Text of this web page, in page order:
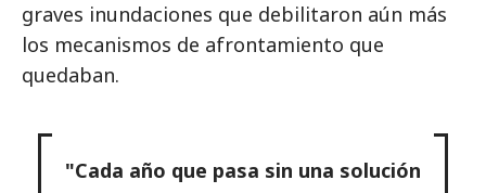
graves inundaciones que debilitaron aún más
los mecanismos de afrontamiento que
quedaban.
"Cada año que pasa sin una solución